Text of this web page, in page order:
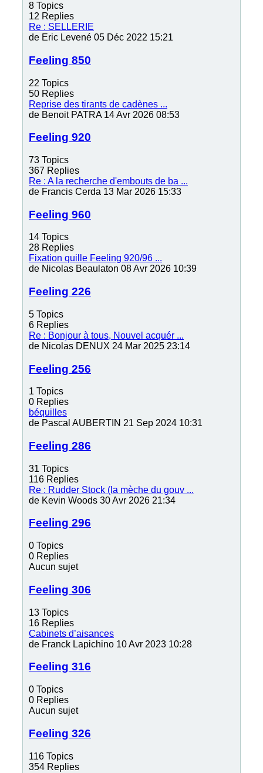
8 Topics
12 Replies
Re : SELLERIE
de Eric Levené 05 Déc 2022 15:21
Feeling 850
22 Topics
50 Replies
Reprise des tirants de cadènes ...
de Benoit PATRA 14 Avr 2026 08:53
Feeling 920
73 Topics
367 Replies
Re : A la recherche d'embouts de ba ...
de Francis Cerda 13 Mar 2026 15:33
Feeling 960
14 Topics
28 Replies
Fixation quille Feeling 920/96 ...
de Nicolas Beaulaton 08 Avr 2026 10:39
Feeling 226
5 Topics
6 Replies
Re : Bonjour à tous, Nouvel acquér ...
de Nicolas DENUX 24 Mar 2025 23:14
Feeling 256
1 Topics
0 Replies
béquilles
de Pascal AUBERTIN 21 Sep 2024 10:31
Feeling 286
31 Topics
116 Replies
Re : Rudder Stock (la mèche du gouv ...
de Kevin Woods 30 Avr 2026 21:34
Feeling 296
0 Topics
0 Replies
Aucun sujet
Feeling 306
13 Topics
16 Replies
Cabinets d’aisances
de Franck Lapichino 10 Avr 2023 10:28
Feeling 316
0 Topics
0 Replies
Aucun sujet
Feeling 326
116 Topics
354 Replies